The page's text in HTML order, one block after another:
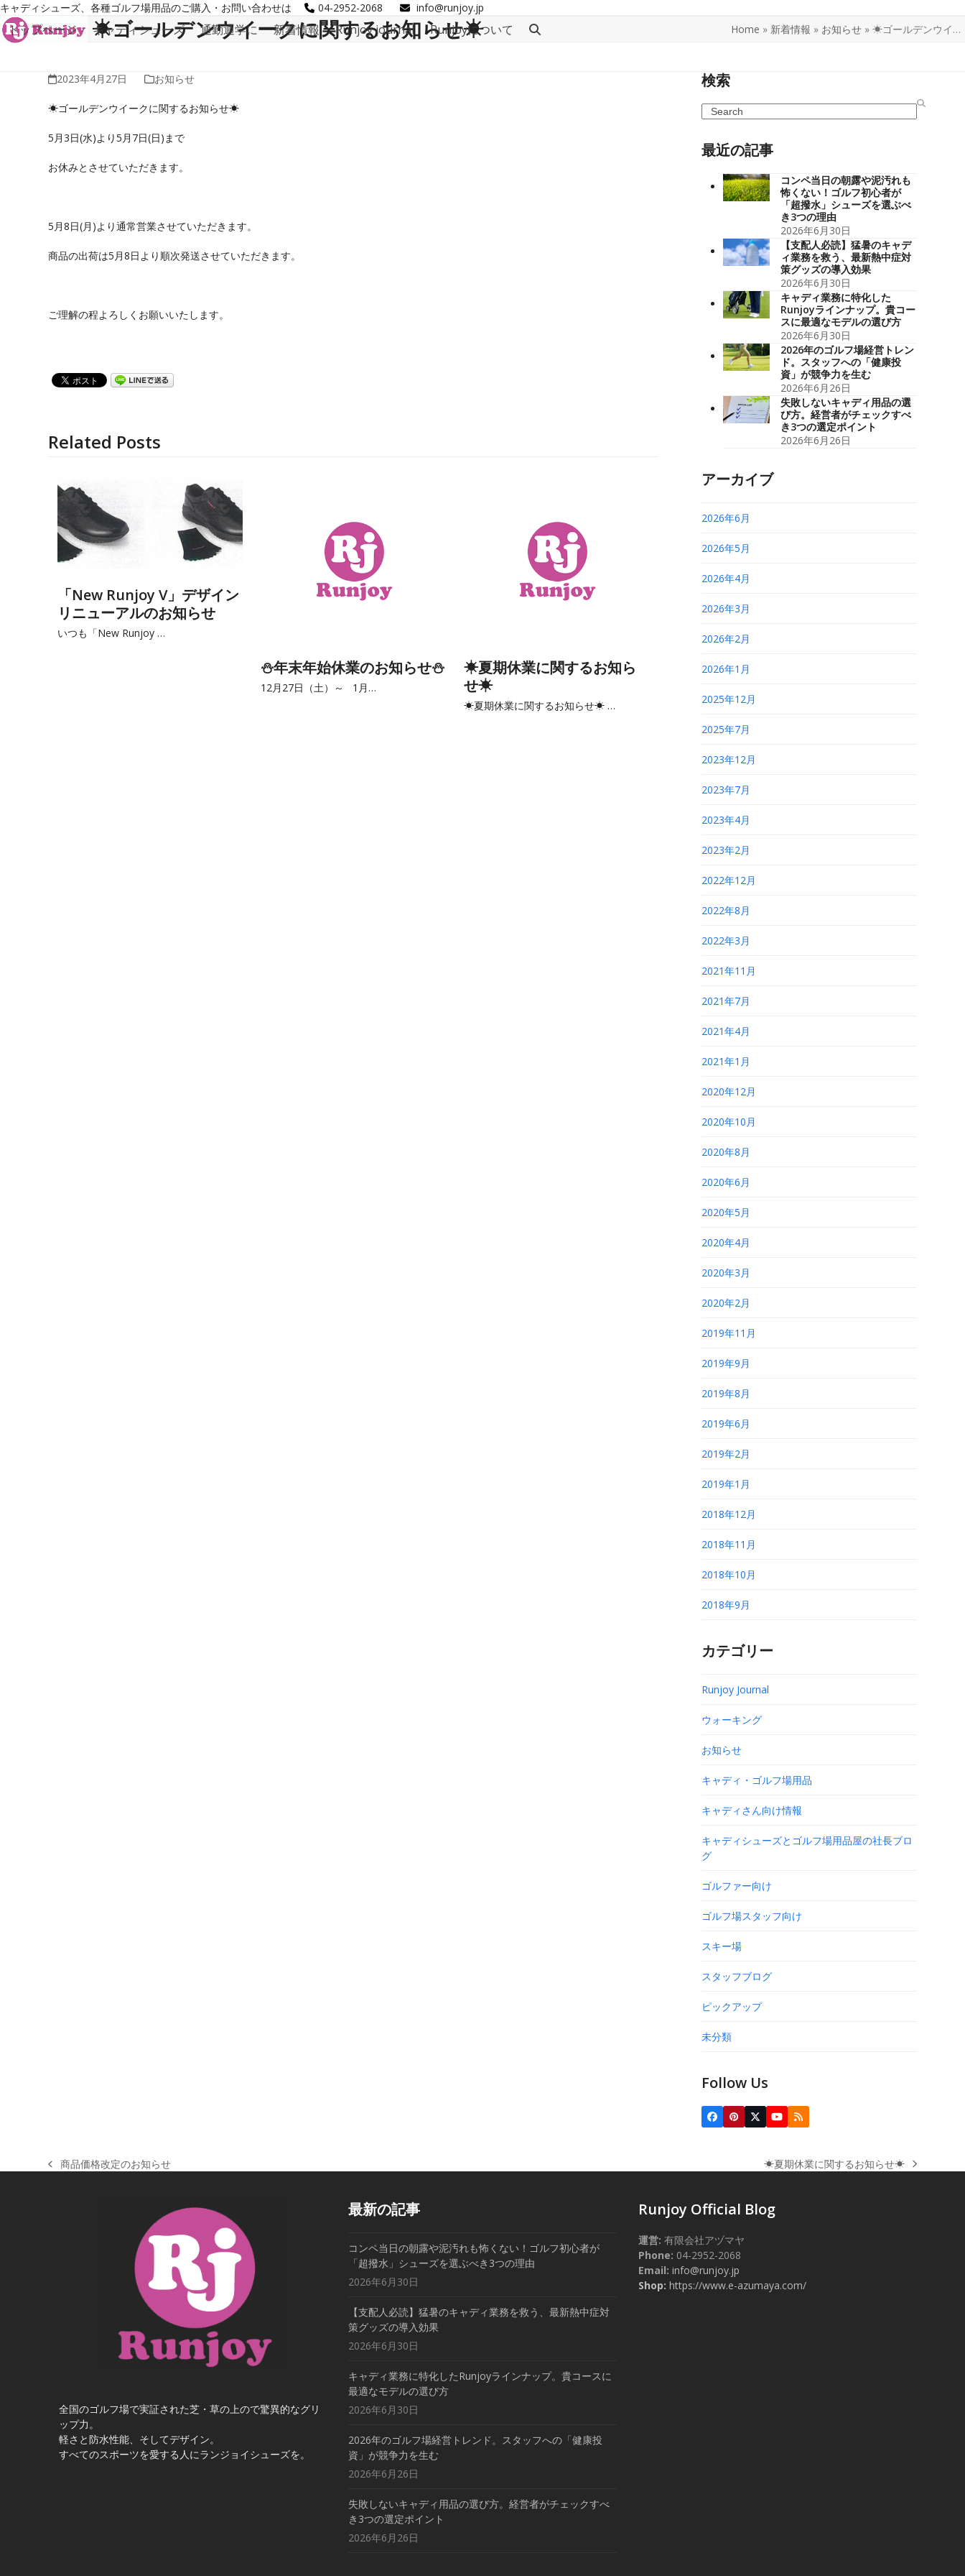
Skip
to
content
キャディシューズ、各種ゴルフ場用品のご購入・お問い合わせは 04-2952-2068 info@runjoy.jp
トップページ キャディシューズ 通勤通学に 新着情報 Runjoy journal Runjoyについて
☀ゴールデンウイークに関するお知らせ☀ Home » 新着情報 » お知らせ» ☀ゴールデンウイ…
2023年4月27日 お知らせ
☀ゴールデンウイークに関するお知らせ☀
5月3日(水)より5月7日(日)まで
お休みとさせていただきます。
5月8日(月)より通常営業させていただきます。
商品の出荷は5月8日より順次発送させていただきます。
ご理解の程よろしくお願いいたします。
Related Posts
「New Runjoy V」デザイン
リニューアルのお知らせ
いつも「New Runjoy …
⛄年末年始休業のお知らせ⛄
12月27日（土）～ 1月…
☀夏期休業に関するお知ら
せ☀
☀夏期休業に関するお知らせ☀ …
検索
Search
最近の記事
コンペ当日の朝露や泥汚れも
怖くない！ゴルフ初心者が
「超撥水」シューズを選ぶべ
き3つの理由
2026年6月30日
【支配人必読】猛暑のキャデ
ィ業務を救う、最新熱中症対
策グッズの導入効果
2026年6月30日
キャディ業務に特化した
Runjoyラインナップ。貴コー
スに最適なモデルの選び方
2026年6月30日
2026年のゴルフ場経営トレン
ド。スタッフへの「健康投
資」が競争力を生む
2026年6月26日
失敗しないキャディ用品の選
び方。経営者がチェックすべ
き3つの選定ポイント
2026年6月26日
アーカイブ
2026年6月
2026年5月
2026年4月
2026年3月
2026年2月
2026年1月
2025年12月
2025年7月
2023年12月
2023年7月
2023年4月
2023年2月
2022年12月
2022年8月
2022年3月
2021年11月
2021年7月
2021年4月
2021年1月
2020年12月
2020年10月
2020年8月
2020年6月
2020年5月
2020年4月
2020年3月
2020年2月
2019年11月
2019年9月
2019年8月
2019年6月
2019年2月
2019年1月
2018年12月
2018年11月
2018年10月
2018年9月
カテゴリー
Runjoy Journal
ウォーキング
お知らせ
キャディ・ゴルフ場用品
キャディさん向け情報
キャディシューズとゴルフ場用品屋の社長ブロ
グ
ゴルファー向け
ゴルフ場スタッフ向け
スキー場
スタッフブログ
ピックアップ
未分類
Follow Us
Facebook
Pinterest
Twitter
(deprecated)
YouTube
RSS
previous
商品価格改定のお知らせ
next
☀夏期休業に関するお知らせ☀
全国のゴルフ場で実証された芝・草の上ので驚異的なグリ
ップ力。
軽さと防水性能、そしてデザイン。
すべてのスポーツを愛する人にランジョイシューズを。
最新の記事
コンペ当日の朝露や泥汚れも怖くない！ゴルフ初心者が
「超撥水」シューズを選ぶべき3つの理由
2026年6月30日
【支配人必読】猛暑のキャディ業務を救う、最新熱中症対
策グッズの導入効果
2026年6月30日
キャディ業務に特化したRunjoyラインナップ。貴コースに
最適なモデルの選び方
2026年6月30日
2026年のゴルフ場経営トレンド。スタッフへの「健康投
資」が競争力を生む
2026年6月26日
失敗しないキャディ用品の選び方。経営者がチェックすべ
き3つの選定ポイント
2026年6月26日
Runjoy Official Blog
運営: 有限会社アヅマヤ
Phone: 04-2952-2068
Email: info@runjoy.jp
Shop: https://www.e-azumaya.com/